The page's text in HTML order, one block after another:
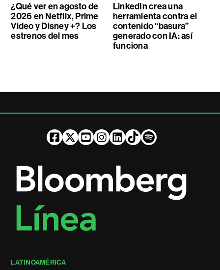
¿Qué ver en agosto de
2026 en Netflix, Prime
Video y Disney +? Los
estrenos del mes
LinkedIn crea una
herramienta contra el
contenido “basura”
generado con IA: así
funciona
LATINOAMÉRICA